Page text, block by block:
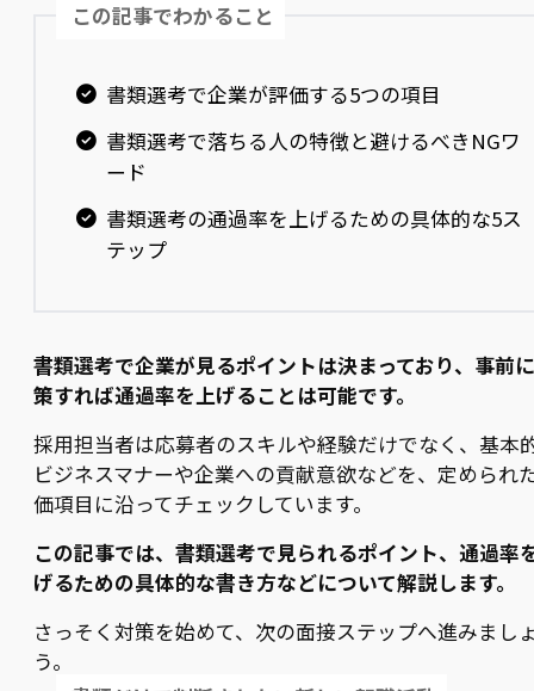
この記事でわかること
書類選考で企業が評価する5つの項目
書類選考で落ちる人の特徴と避けるべきNGワ
ード
書類選考の通過率を上げるための具体的な5ス
テップ
書類選考で企業が見るポイントは決まっており、事前
策すれば通過率を上げることは可能です。
採用担当者は応募者のスキルや経験だけでなく、基本
ビジネスマナーや企業への貢献意欲などを、定められ
価項目に沿ってチェックしています。
この記事では、書類選考で見られるポイント、通過率
げるための具体的な書き方などについて解説します。
さっそく対策を始めて、次の面接ステップへ進みまし
う。